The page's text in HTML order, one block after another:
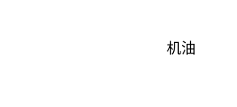
机油